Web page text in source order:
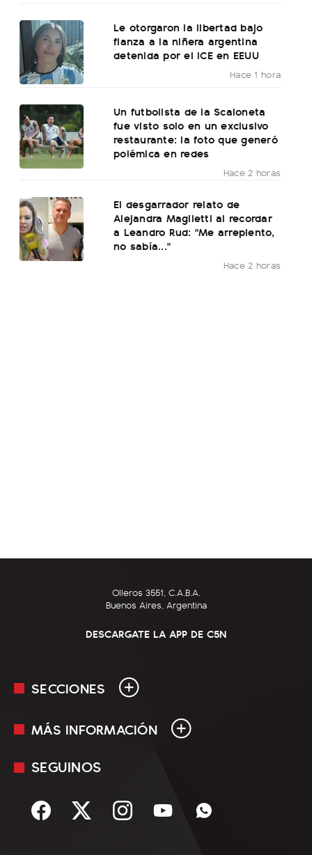
Le otorgaron la libertad bajo
fianza a la niñera argentina
detenida por el ICE en EEUU
Hace 1 hora
Un futbolista de la Scaloneta
fue visto solo en un exclusivo
restaurante: la foto que generó
polémica en redes
Hace 2 horas
El desgarrador relato de
Alejandra Maglietti al recordar
a Leandro Rud: "Me arrepiento,
no sabía..."
Hace 2 horas
Olleros 3551, C.A.B.A.
Buenos Aires, Argentina
DESCARGATE LA APP DE C5N
SECCIONES
En Vivo
Sociedad
MÁS INFORMACIÓN
Mediakit
Términos y condiciones
SEGUINOS